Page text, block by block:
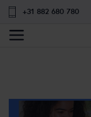
+31 882 680 780